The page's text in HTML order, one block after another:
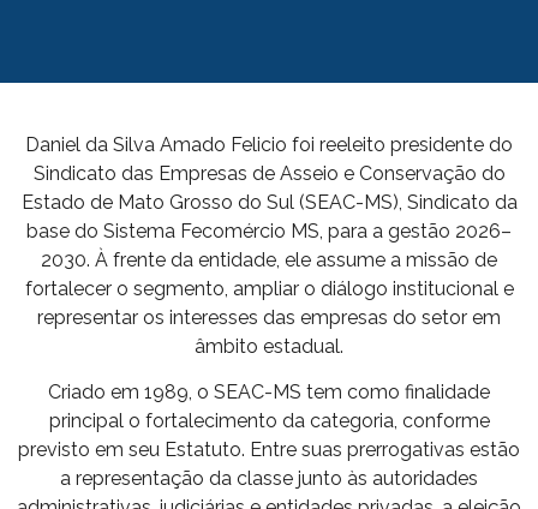
Daniel da Silva Amado Felicio foi reeleito presidente do
Sindicato das Empresas de Asseio e Conservação do
Estado de Mato Grosso do Sul (SEAC-MS), Sindicato da
base do Sistema Fecomércio MS, para a gestão 2026–
2030. À frente da entidade, ele assume a missão de
fortalecer o segmento, ampliar o diálogo institucional e
representar os interesses das empresas do setor em
âmbito estadual.
Criado em 1989, o SEAC-MS tem como finalidade
principal o fortalecimento da categoria, conforme
previsto em seu Estatuto. Entre suas prerrogativas estão
a representação da classe junto às autoridades